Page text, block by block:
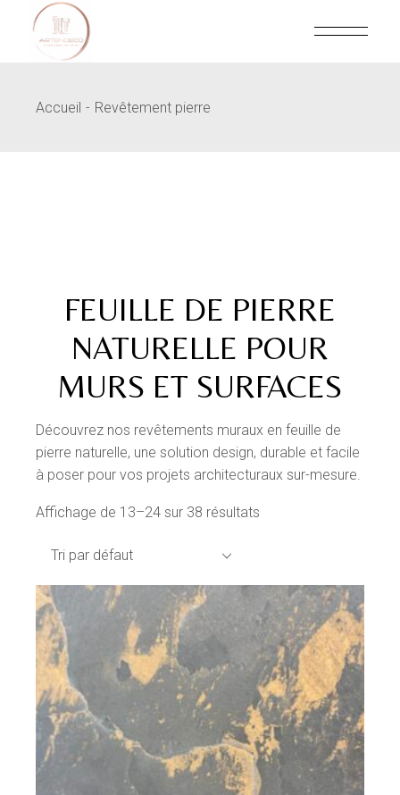
content
Accueil Revêtement pierre
FEUILLE DE PIERRE
NATURELLE POUR
MURS ET SURFACES
Découvrez nos revêtements muraux en feuille de
pierre naturelle, une solution design, durable et facile
à poser pour vos projets architecturaux sur-mesure.
Affichage de 13–24 sur 38 résultats
Tri par défaut